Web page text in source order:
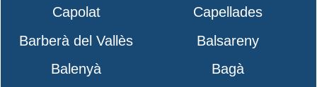
Capolat
Capellades
Barberà del Vallès
Balsareny
Balenyà
Bagà